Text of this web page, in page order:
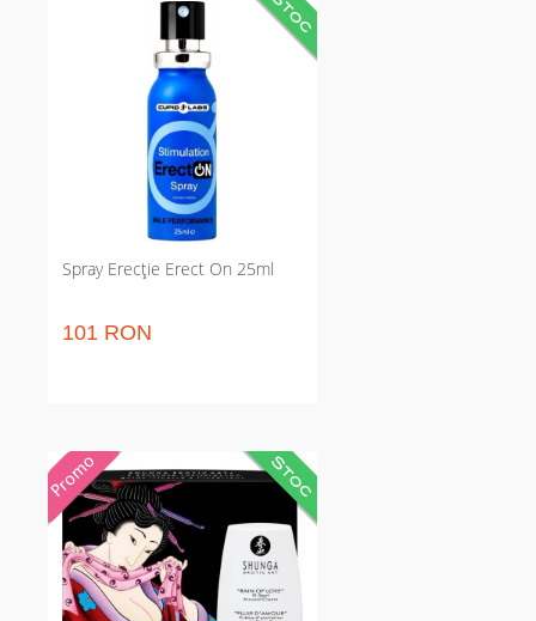
Spray Erecție Erect On 25ml
101 RON
Atomizator pentru sculări mai
ferme și control sporit. Reduce
momentul de instalare al erecției
și prelungește fermitatea în actul
sexual. Potrivit pentru ocazii
sexuale când ai trebuință de efect
rapid și discreție fizică pentru
utilizare externă imediată.
Cremă concentrată pentru
stimularea punctului G care
intensifică trăirile interne.
Sporește receptivitatea locală și
îmbunătățește lubrifierea pentru
climaxuri mai profunde;
aproximativ 30 aplicații pe flacon.